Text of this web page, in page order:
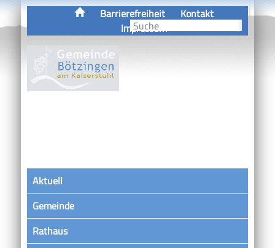
Barrierefreiheit
Kontakt
Impressum
Aktuell
Gemeinde
Rathaus